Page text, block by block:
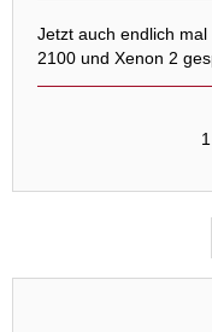
Jetzt auch endlich
2100 und Xenon 2